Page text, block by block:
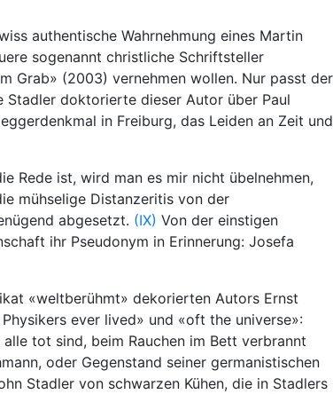
authentische Wahrnehmung eines Martin
sogenannt christliche Schriftsteller
Grab» (2003) vernehmen wollen. Nur passt der
Stadler doktorierte dieser Autor über Paul
in Freiburg, das Leiden an Zeit und
Rede ist, wird man es mir nicht übelnehmen,
mühselige Distanzeritis von der
abgesetzt. (IX) Von der einstigen
ihr Pseudonym in Erinnerung: Josefa
«weltberühmt» dekorierten Autors Ernst
ever lived» und «oft the universe»:
tot sind, beim Rauchen im Bett verbrannt
oder Gegenstand seiner germanistischen
Stadler von schwarzen Kühen, die in Stadlers